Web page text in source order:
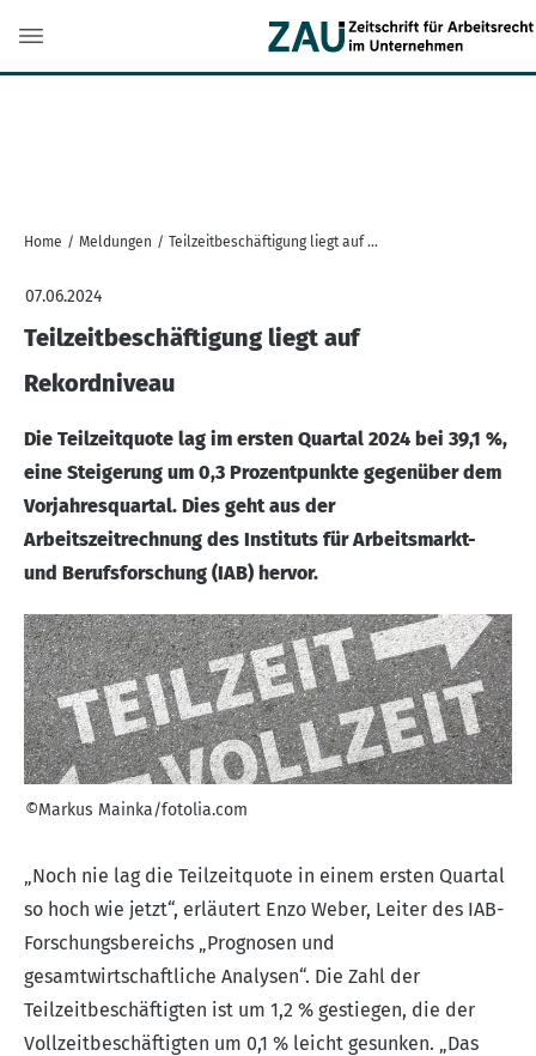
Home / Meldungen / Teilzeitbeschäftigung liegt auf Rekordniveau
07.06.2024
Teilzeitbeschäftigung liegt auf
Rekordniveau
Die Teilzeitquote lag im ersten Quartal 2024 bei 39,1 %,
eine Steigerung um 0,3 Prozentpunkte gegenüber dem
Vorjahresquartal. Dies geht aus der
Arbeitszeitrechnung des Instituts für Arbeitsmarkt-
und Berufsforschung (IAB) hervor.
©Markus Mainka/fotolia.com
„Noch nie lag die Teilzeitquote in einem ersten Quartal
so hoch wie jetzt“, erläutert Enzo Weber, Leiter des IAB-
Forschungsbereichs „Prognosen und
gesamtwirtschaftliche Analysen“. Die Zahl der
Teilzeitbeschäftigten ist um 1,2 % gestiegen, die der
Vollzeitbeschäftigten um 0,1 % leicht gesunken. „Das